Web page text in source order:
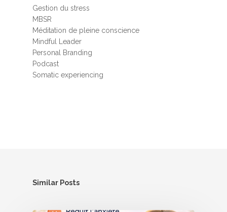
Gestion du stress
MBSR
Méditation de pleine conscience
Mindful Leader
Personal Branding
Podcast
Somatic experiencing
Similar Posts